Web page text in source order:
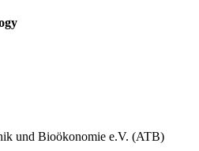
und Bioökonomie e.V. (ATB)